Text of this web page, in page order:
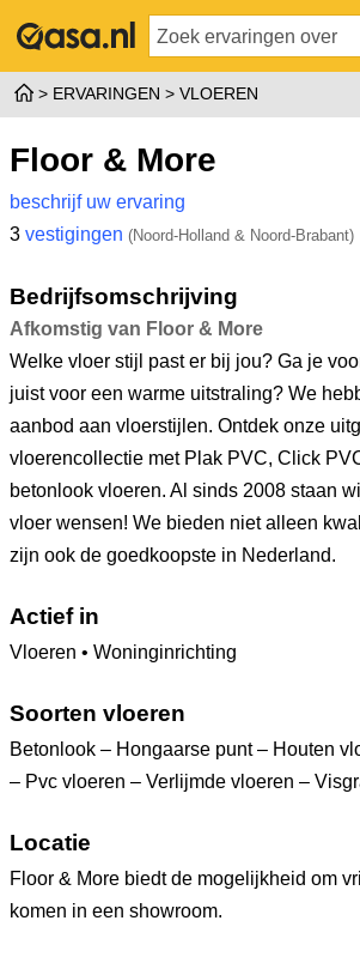
ERVARINGEN VLOEREN
Floor & More
beschrijf uw ervaring
3 vestigingen (Noord-Holland & Noord-Brabant)
Bedrijfsomschrijving
Afkomstig van Floor & More
Welke vloer stijl past er bij jou? Ga je
juist voor een warme uitstraling? We
aanbod aan vloerstijlen. Ontdek onze
vloerencollectie met Plak PVC, Click
betonlook vloeren. Al sinds 2008 staan
vloer wensen! We bieden niet alleen
zijn ook de goedkoopste in Nederland.
Actief in
Vloeren • Woninginrichting
Soorten vloeren
Betonlook – Hongaarse punt – Houten
– Pvc vloeren – Verlijmde vloeren –
Locatie
Floor & More biedt de mogelijkheid om
komen in een showroom.